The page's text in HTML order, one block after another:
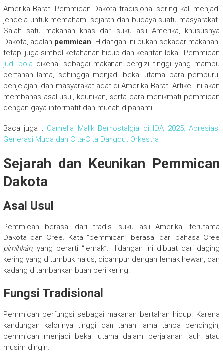
Amerika Barat: Pemmican Dakota tradisional sering kali menjadi
jendela untuk memahami sejarah dan budaya suatu masyarakat.
Salah satu makanan khas dari suku asli Amerika, khususnya
Dakota, adalah pemmican. Hidangan ini bukan sekadar makanan,
tetapi juga simbol ketahanan hidup dan kearifan lokal. Pemmican
judi bola dikenal sebagai makanan bergizi tinggi yang mampu
bertahan lama, sehingga menjadi bekal utama para pemburu,
penjelajah, dan masyarakat adat di Amerika Barat. Artikel ini akan
membahas asal-usul, keunikan, serta cara menikmati pemmican
dengan gaya informatif dan mudah dipahami.
Baca juga : Camelia Malik Bernostalgia di IDA 2025: Apresiasi
Generasi Muda dan Cita-Cita Dangdut Orkestra
Sejarah dan Keunikan Pemmican
Dakota
Asal Usul
Pemmican berasal dari tradisi suku asli Amerika, terutama
Dakota dan Cree. Kata “pemmican” berasal dari bahasa Cree
pimîhkân, yang berarti “lemak”. Hidangan ini dibuat dari daging
kering yang ditumbuk halus, dicampur dengan lemak hewan, dan
kadang ditambahkan buah beri kering.
Fungsi Tradisional
Pemmican berfungsi sebagai makanan bertahan hidup. Karena
kandungan kalorinya tinggi dan tahan lama tanpa pendingin,
pemmican menjadi bekal utama dalam perjalanan jauh atau
musim dingin.